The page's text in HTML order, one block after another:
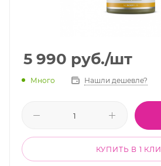
5 990 руб./шт
Много Нашли дешевле?
КУПИТЬ В 1